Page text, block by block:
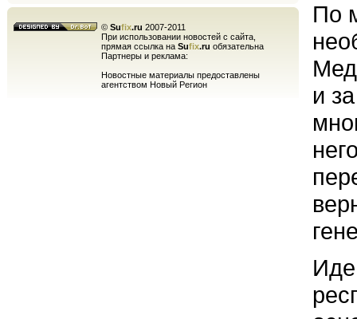
© Sufix.ru 2007-2011
При использовании новостей с сайта,
прямая ссылка на Sufix.ru обязательна
Партнеры и реклама:
Новостные материалы предоставлены
агентством Новый Регион
По
и